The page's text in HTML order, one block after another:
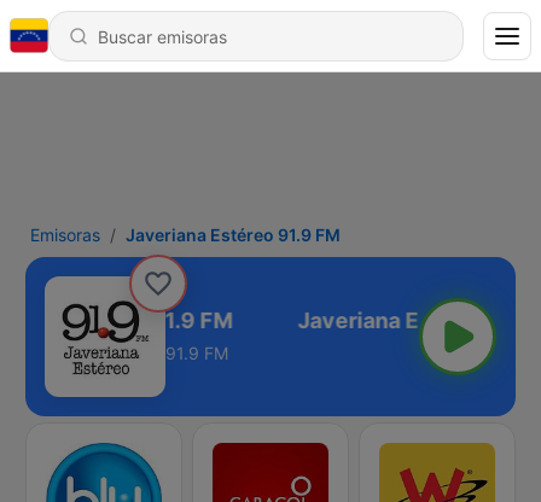
Emisoras Javeriana Estéreo 91.9 FM
Estéreo 91.9 FM
91.9 FM